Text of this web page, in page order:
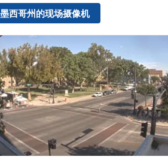
西哥州的现场摄像机